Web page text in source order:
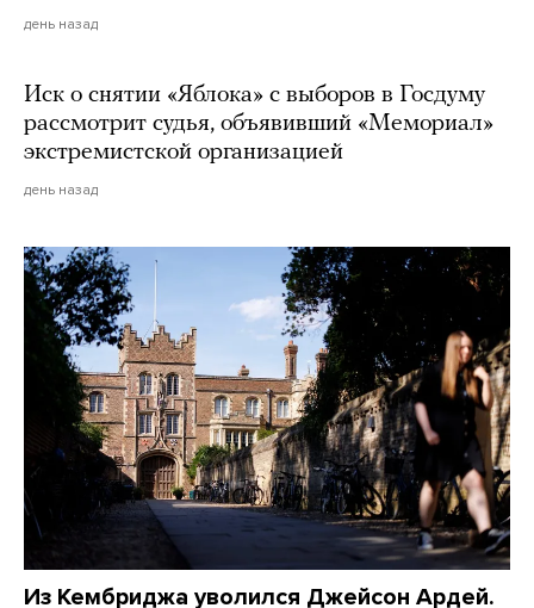
день назад
Иск о снятии «Яблока» с выборов в Госдуму
рассмотрит судья, объявивший «Мемориал»
экстремистской организацией
день назад
Из Кембриджа уволился Джейсон Ардей.